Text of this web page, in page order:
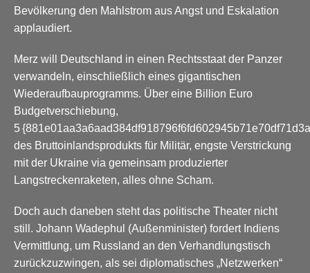
Bevölkerung den Mahlstrom aus Angst und Eskalation
applaudiert.
Merz will Deutschland in einen Rechtsstaat der Panzer
verwandeln, einschließlich eines gigantischen
Wiederaufbauprogramms. Über eine Billion Euro
Budgetverschiebung,
5
des Bruttoinlandsprodukts für Militär, engste Verstrickung
mit der Ukraine via gemeinsam produzierter
Langstreckenraketen, alles ohne Scham.
Doch auch daneben steht das politische Theater nicht
still. Johann Wadephul (Außenminister) fordert Indiens
Vermittlung, um Russland an den Verhandlungstisch
zurückzuzwingen, als sei diplomatisches „Netzwerken“